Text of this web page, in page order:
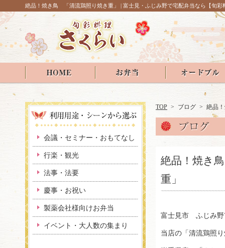
絶品！焼き鳥 「清流鶏照り焼き重」 | 富士見・ふじみ野で宅配弁当なら【旬彩
TOP > ブログ > 絶品
絶品！焼き
重」
富士見市 ふじみ
当店の「清流鶏照
会議・セミナー・おもてなし
行楽・観光
法事・法要
慶事・お祝い
製薬会社様向けお弁当
イベント・大人数の集まり